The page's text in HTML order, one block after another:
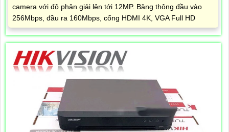
camera với độ phân giải lên tới 12MP. Băng thông đầu vào
256Mbps, đầu ra 160Mbps, cổng HDMI 4K, VGA Full HD